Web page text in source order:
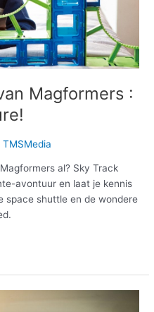
Magformers :
TMSMedia
al? Sky Track
avontuur en laat je kennis
space shuttle en de wondere